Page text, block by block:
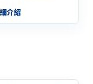
介紹